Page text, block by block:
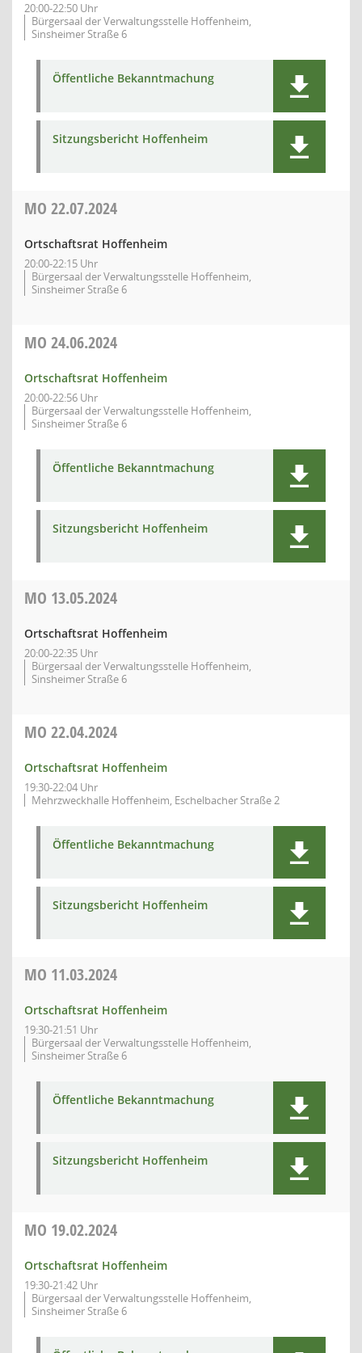
20:00-22:50 Uhr
Bürgersaal der Verwaltungsstelle Hoffenheim,
Sinsheimer Straße 6
Öffentliche Bekanntmachung
Sitzungsbericht Hoffenheim
MO 22.07.2024
Ortschaftsrat Hoffenheim
20:00-22:15 Uhr
Bürgersaal der Verwaltungsstelle Hoffenheim,
Sinsheimer Straße 6
MO 24.06.2024
Ortschaftsrat Hoffenheim
20:00-22:56 Uhr
Bürgersaal der Verwaltungsstelle Hoffenheim,
Sinsheimer Straße 6
Öffentliche Bekanntmachung
Sitzungsbericht Hoffenheim
MO 13.05.2024
Ortschaftsrat Hoffenheim
20:00-22:35 Uhr
Bürgersaal der Verwaltungsstelle Hoffenheim,
Sinsheimer Straße 6
MO 22.04.2024
Ortschaftsrat Hoffenheim
19:30-22:04 Uhr
Mehrzweckhalle Hoffenheim, Eschelbacher Straße 2
Öffentliche Bekanntmachung
Sitzungsbericht Hoffenheim
MO 11.03.2024
Ortschaftsrat Hoffenheim
19:30-21:51 Uhr
Bürgersaal der Verwaltungsstelle Hoffenheim,
Sinsheimer Straße 6
Öffentliche Bekanntmachung
Sitzungsbericht Hoffenheim
MO 19.02.2024
Ortschaftsrat Hoffenheim
19:30-21:42 Uhr
Bürgersaal der Verwaltungsstelle Hoffenheim,
Sinsheimer Straße 6